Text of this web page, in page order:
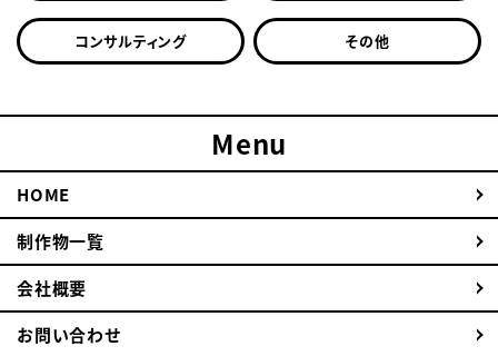
コンサルティング その他
Menu
HOME
制作物一覧
会社概要
お問い合わせ